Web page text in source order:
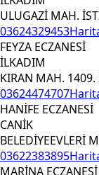
ULUGAZİ MAH.
03624329453
FEYZA ECZANESİ
İLKADIM
KIRAN MAH.
03624474707
HANİFE ECZANESİ
CANİK
BELEDİYEEVLERİ
03622383895
MARİNA ECZANESİ